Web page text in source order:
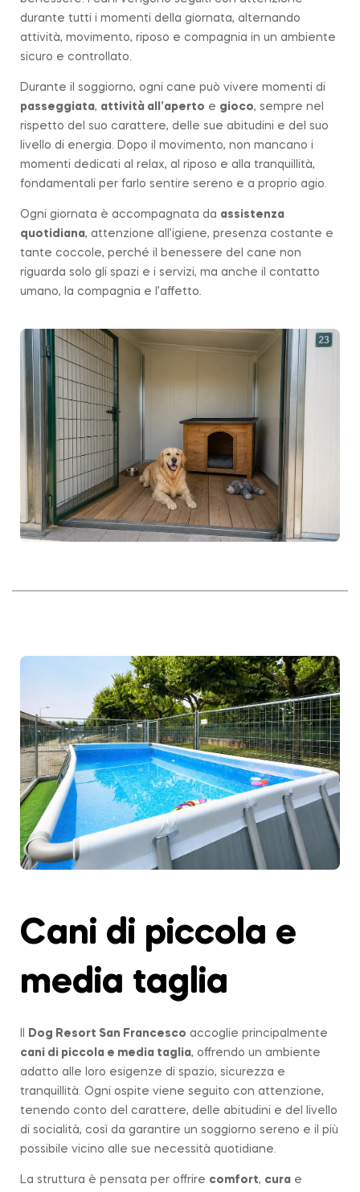
durante tutti i momenti della giornata, alternando
attività, movimento, riposo e compagnia in un ambiente
sicuro e controllato.
Durante il soggiorno, ogni cane può vivere momenti di
passeggiata, attività all’aperto e gioco, sempre nel
rispetto del suo carattere, delle sue abitudini e del suo
livello di energia. Dopo il movimento, non mancano i
momenti dedicati al relax, al riposo e alla tranquillità,
fondamentali per farlo sentire sereno e a proprio agio.
Ogni giornata è accompagnata da assistenza
quotidiana, attenzione all’igiene, presenza costante e
tante coccole, perché il benessere del cane non
riguarda solo gli spazi e i servizi, ma anche il contatto
umano, la compagnia e l’affetto.
Cani di piccola e
media taglia
Dog Resort San Francesco accoglie principalmente
cani di piccola e media taglia, offrendo un ambiente
adatto alle loro esigenze di spazio, sicurezza e
tranquillità. Ogni ospite viene seguito con attenzione,
tenendo conto del carattere, delle abitudini e del livello
di socialità, così da garantire un soggiorno sereno e il più
possibile vicino alle sue necessità quotidiane.
La struttura è pensata per offrire comfort, cura e